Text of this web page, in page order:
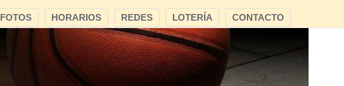
CONTACTO
LOTERÍA
REDES
HORARIOS
FOTOS